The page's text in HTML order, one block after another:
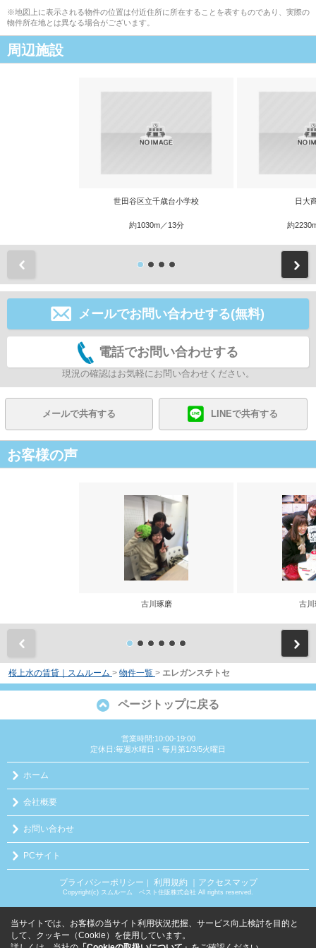
※地図上に表示される物件の位置は付近住所に所在することを表すものであり、実際の
物件所在地とは異なる場合がございます。
周辺施設
世田谷区立千歳台小学校
約1030m／13分
日大
約
メールでお問い合わせする(無料)
電話でお問い合わせする
現況の確認はお気軽にお問い合わせください。
メールで共有する LINEで共有する
お客様の声
古川琢磨 古川
桜上水の賃貸｜スムルーム > 物件一覧 > エレガンスチトセ
ページトップに戻る
営業時間:10:00-19:00
定休日:毎週水曜日・毎月第1/3/5火曜日
ホーム
会社概要
お問い合わせ
PCサイト
プライバシーポリシー 利用規約 ｜アクセスマップ
Copyright(c) スムルーム ベスト住販株式会社 All rights reserved.
当サイトでは、お客様の当サイト利用状況把握、サービス向上検討を目的と
して、クッキー（Cookie）を使用しています。